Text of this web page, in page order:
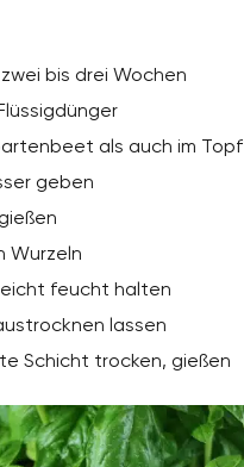
bis drei Wochen
als auch im Topf
geben
Wurzeln
feucht halten
lassen
Schicht trocken, gießen